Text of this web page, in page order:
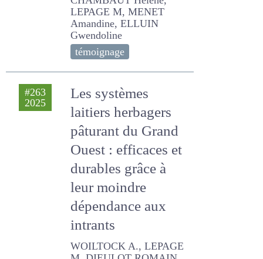
SCHETELAT SOLINE,
CHAMBAUT Hélène,
LEPAGE M, MENET
Amandine, ELLUIN
Gwendoline
témoignage
Les systèmes
laitiers herbagers
pâturant du Grand
Ouest : efficaces
et durables grâce à
leur moindre
dépendance aux
intrants